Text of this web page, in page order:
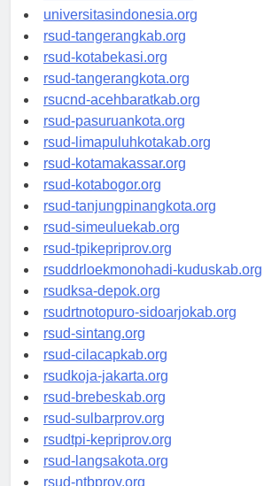
universitassamarinda.id
universitasindonesia.org
rsud-tangerangkab.org
rsud-kotabekasi.org
rsud-tangerangkota.org
rsucnd-acehbaratkab.org
rsud-pasuruankota.org
rsud-limapuluhkotakab.org
rsud-kotamakassar.org
rsud-kotabogor.org
rsud-tanjungpinangkota.org
rsud-simeuluekab.org
rsud-tpikepriprov.org
rsuddrloekmonohadi-kuduskab.org
rsudksa-depok.org
rsudrtnotopuro-sidoarjokab.org
rsud-sintang.org
rsud-cilacapkab.org
rsudkoja-jakarta.org
rsud-brebeskab.org
rsud-sulbarprov.org
rsudtpi-kepriprov.org
rsud-langsakota.org